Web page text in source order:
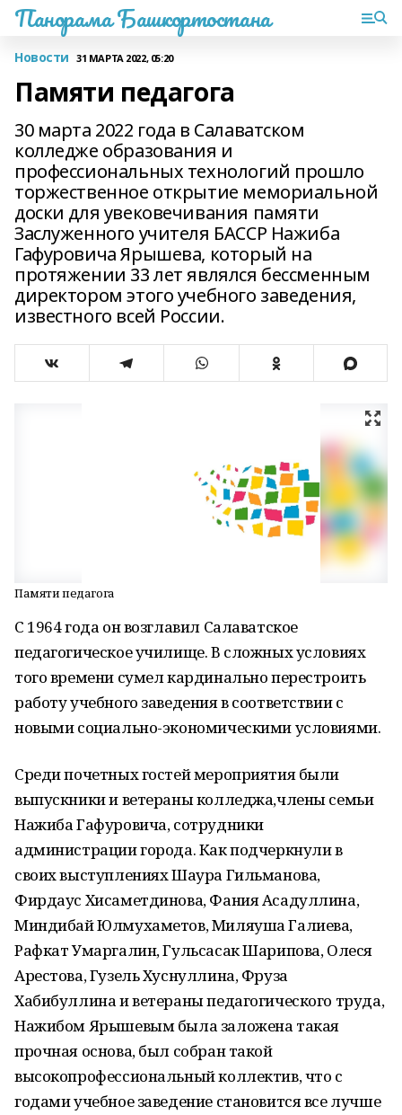
Панорама Башкортостана
Новости 31 МАРТА 2022, 05:20
Памяти педагога
30 марта 2022 года в Салаватском
колледже образования и
профессиональных технологий прошло
торжественное открытие мемориальной
доски для увековечивания памяти
Заслуженного учителя БАССР Нажиба
Гафуровича Ярышева, который на
протяжении 33 лет являлся бессменным
директором этого учебного заведения,
известного всей России.
Памяти педагога
С 1964 года он возглавил Салаватское
педагогическое училище. В сложных условиях
того времени сумел кардинально перестроить
работу учебного заведения в соответствии с
новыми социально-экономическими условиями.
Среди почетных гостей мероприятия были
выпускники и ветераны колледжа,члены семьи
Нажиба Гафуровича, сотрудники
администрации города. Как подчеркнули в
своих выступлениях Шаура Гильманова,
Фирдаус Хисаметдинова, Фания Асадуллина,
Миндибай Юлмухаметов, Миляуша Галиева,
Рафкат Умаргалин, Гульсасак Шарипова, Олеся
Арестова, Гузель Хуснуллина, Фруза
Хабибуллина и ветераны педагогического труда,
Нажибом Ярышевым была заложена такая
прочная основа, был собран такой
высокопрофессиональный коллектив, что с
годами учебное заведение становится все лучше